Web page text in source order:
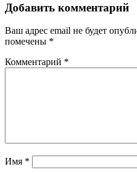
Добавить комментарий
Ваш адрес email не будет
помечены *
Комментарий *
Имя *